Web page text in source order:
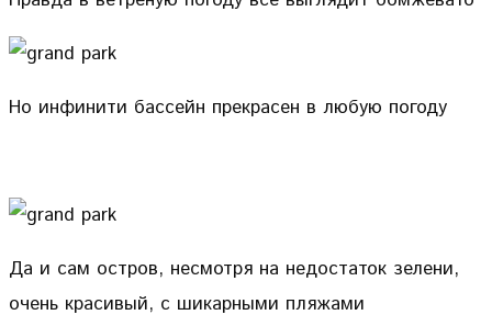
Но инфинити бассейн прекрасен в любую погоду
Да и сам остров, несмотря на недостаток зелени,
очень красивый, с шикарными пляжами